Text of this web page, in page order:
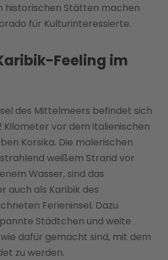
historischen Stätten machen
für Kulturinteressierte.
Feeling im
des Mittelmeers befindet sich
Kilometer vor dem italienischen
Korsika. Die malerischen
weißem Strand vor
Wasser, sind das
auch als Karibik des
Ferieninsel. Dazu
Städtchen und weite
dafür gemacht sind, mit dem
zu werden.